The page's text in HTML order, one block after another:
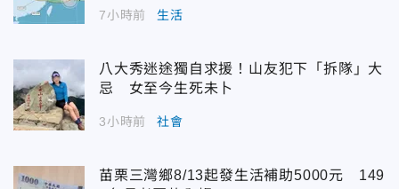
7小時前 生活
八大秀迷途獨自求援！山友犯下「拆隊」大
忌 女至今生死未卜
3小時前 社會
苗栗三灣鄉8/13起發生活補助5000元 149